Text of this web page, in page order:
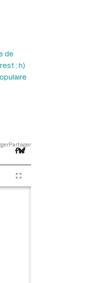
de
; h)
Partager